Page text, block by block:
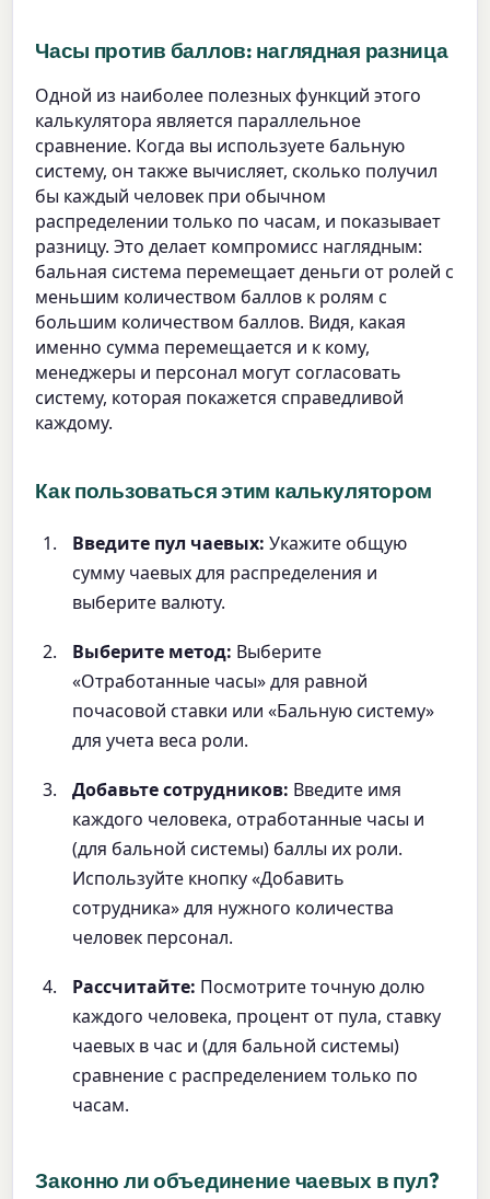
Часы против баллов: наглядная разница
Одной из наиболее полезных функций этого
калькулятора является параллельное
сравнение. Когда вы используете бальную
систему, он также вычисляет, сколько получил
бы каждый человек при обычном
распределении только по часам, и показывает
разницу. Это делает компромисс наглядным:
бальная система перемещает деньги от ролей с
меньшим количеством баллов к ролям с
большим количеством баллов. Видя, какая
именно сумма перемещается и к кому,
менеджеры и персонал могут согласовать
систему, которая покажется справедливой
каждому.
Как пользоваться этим калькулятором
Введите пул чаевых: Укажите общую
сумму чаевых для распределения и
выберите валюту.
Выберите метод: Выберите
«Отработанные часы» для равной
почасовой ставки или «Бальную систему»
для учета веса роли.
Добавьте сотрудников: Введите имя
каждого человека, отработанные часы и
(для бальной системы) баллы их роли.
Используйте кнопку «Добавить
сотрудника» для нужного количества
человек персонал.
Рассчитайте: Посмотрите точную долю
каждого человека, процент от пула, ставку
чаевых в час и (для бальной системы)
сравнение с распределением только по
часам.
Законно ли объединение чаевых в пул?